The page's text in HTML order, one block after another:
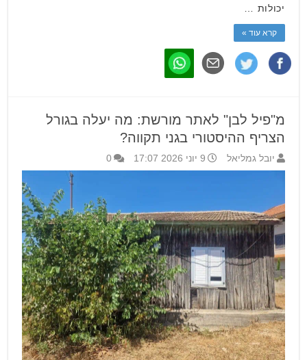
יכולות …
קרא עוד »
מ"פיל לבן" לאתר מורשת: מה יעלה בגורל
הצריף ההיסטורי בגני תקווה?
יובל גמליאל 9 יוני 2026 17:07 0